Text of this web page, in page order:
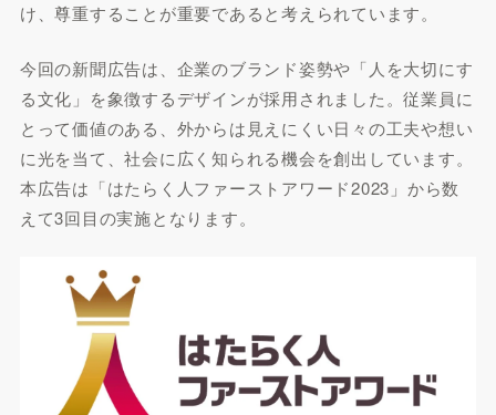
け、尊重することが重要であると考えられています。
今回の新聞広告は、企業のブランド姿勢や「人を大切にす
る文化」を象徴するデザインが採用されました。従業員に
とって価値のある、外からは見えにくい日々の工夫や想い
に光を当て、社会に広く知られる機会を創出しています。
本広告は「はたらく人ファーストアワード2023」から数
えて3回目の実施となります。